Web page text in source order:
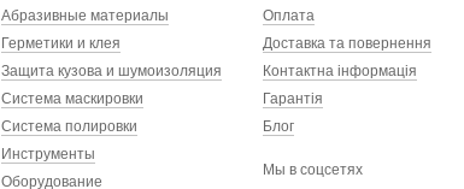
Абразивные материалы
Герметики и клея
Защита кузова и шумоизоляция
Система маскировки
Система полировки
Инструменты
Оборудование
Оплата
Доставка та повернення
Контактна інформація
Гарантія
Блог
Мы в соцсетях